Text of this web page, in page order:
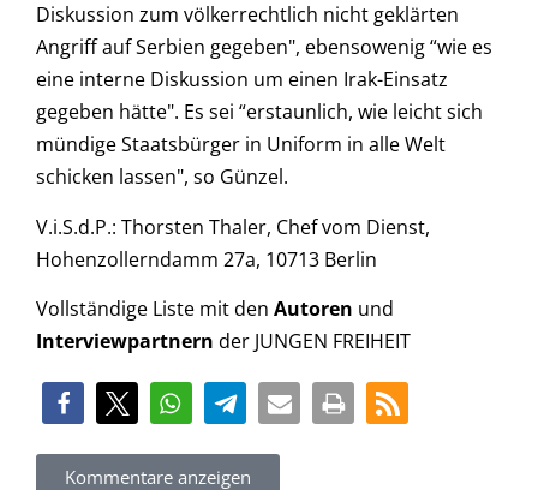
Diskussion zum völkerrechtlich nicht geklärten
Angriff auf Serbien gegeben", ebensowenig “wie es
eine interne Diskussion um einen Irak-Einsatz
gegeben hätte". Es sei “erstaunlich, wie leicht sich
mündige Staatsbürger in Uniform in alle Welt
schicken lassen", so Günzel.
V.i.S.d.P.: Thorsten Thaler, Chef vom Dienst,
Hohenzollerndamm 27a, 10713 Berlin
Vollständige Liste mit den Autoren und
Interviewpartnern der JUNGEN FREIHEIT
Kommentare anzeigen